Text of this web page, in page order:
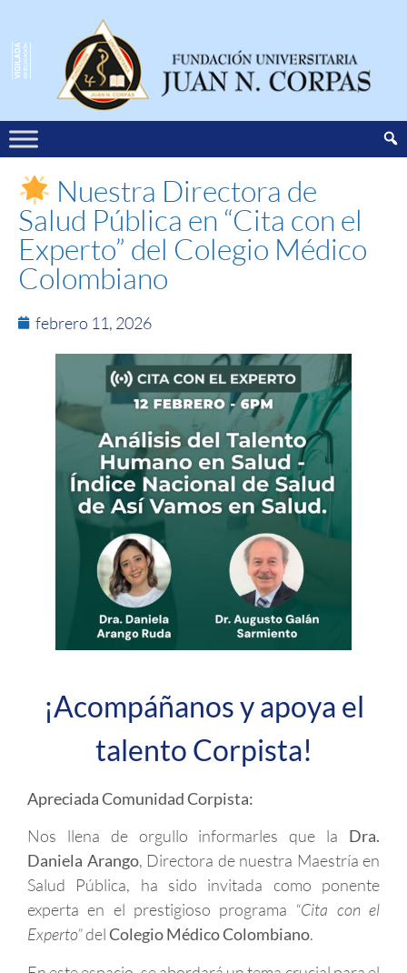
Nuestra Directora de
Salud Pública en “Cita con el
Experto” del Colegio Médico
Colombiano
febrero 11, 2026
¡Acompáñanos y apoya el
talento Corpista!
Apreciada Comunidad Corpista:
Nos llena de orgullo informarles que la Dra.
Daniela Arango, Directora de nuestra Maestría en
Salud Pública, ha sido invitada como ponente
experta en el prestigioso programa “Cita con el
Experto”delColegio Médico Colombiano.